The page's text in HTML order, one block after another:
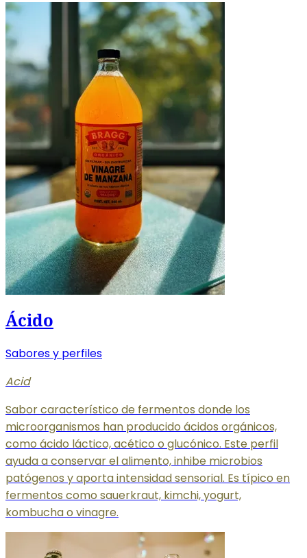
Ácido
Sabores y perfiles
Acid
Sabor característico de fermentos donde los
microorganismos han producido ácidos orgánicos,
como ácido láctico, acético o glucónico. Este perfil
ayuda a conservar el alimento, inhibe microbios
patógenos y aporta intensidad sensorial. Es típico en
fermentos como sauerkraut, kimchi, yogurt,
kombucha o vinagre.